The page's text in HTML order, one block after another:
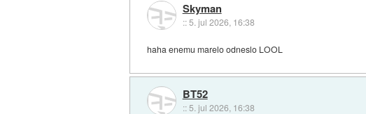
Skyman
::5. jul 2026, 16:38
haha enemu marelo odneslo LOOL
BT52
:: 5. jul 2026, 16:38